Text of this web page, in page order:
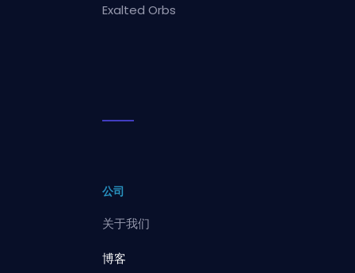
Exalted Orbs
公司
关于我们
博客